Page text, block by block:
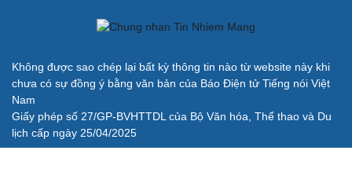
Không được sao chép lại bất kỳ thông tin nào từ website này khi
chưa có sự đồng ý bằng văn bản của Báo Điện tử Tiếng nói Việt
Nam
Giấy phép số 27/GP-BVHTTDL của Bộ Văn hóa, Thể thao và Du
lịch cấp ngày 25/04/2025